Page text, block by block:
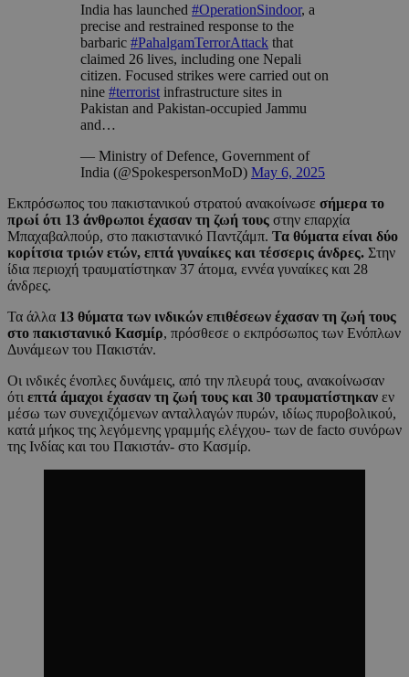
India has launched #OperationSindoor, a
precise and restrained response to the
barbaric #PahalgamTerrorAttack that
claimed 26 lives, including one Nepali
citizen. Focused strikes were carried out on
nine #terrorist infrastructure sites in
Pakistan and Pakistan-occupied Jammu
and…
— Ministry of Defence, Government of
India (@SpokespersonMoD) May 6, 2025
Εκπρόσωπος του πακιστανικού στρατού ανακοίνωσε σήμερα το
πρωί ότι 13 άνθρωποι έχασαν τη ζωή τους στην επαρχία
Μπαχαβαλπούρ, στο πακιστανικό Παντζάμπ. Τα θύματα είναι δύο
κορίτσια τριών ετών, επτά γυναίκες και τέσσερις άνδρες. Στην
ίδια περιοχή τραυματίστηκαν 37 άτομα, εννέα γυναίκες και 28
άνδρες.
Τα άλλα 13 θύματα των ινδικών επιθέσεων έχασαν τη ζωή τους
στο πακιστανικό Κασμίρ, πρόσθεσε ο εκπρόσωπος των Ενόπλων
Δυνάμεων του Πακιστάν.
Οι ινδικές ένοπλες δυνάμεις, από την πλευρά τους, ανακοίνωσαν
ότι επτά άμαχοι έχασαν τη ζωή τους και 30 τραυματίστηκαν εν
μέσω των συνεχιζόμενων ανταλλαγών πυρών, ιδίως πυροβολικού,
κατά μήκος της λεγόμενης γραμμής ελέγχου- των de facto συνόρων
της Ινδίας και του Πακιστάν- στο Κασμίρ.